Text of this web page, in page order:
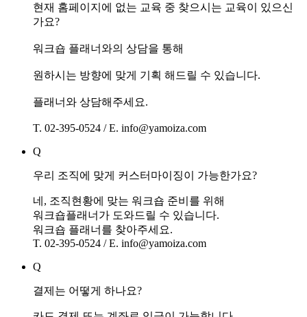
현재 홈페이지에 없는 교육 중 찾으시는 교육이 있으신
가요?
워크숍 플래너와의 상담을 통해
원하시는 방향에 맞게 기획 해드릴 수 있습니다.
플래너와 상담해주세요.
T. 02-395-0524 / E. info@yamoiza.com
Q
우리 조직에 맞게 커스터마이징이 가능한가요?
네, 조직현황에 맞는 워크숍 준비를 위해
워크숍플래너가 도와드릴 수 있습니다.
워크숍 플래너를 찾아주세요.
T. 02-395-0524 / E. info@yamoiza.com
Q
결제는 어떻게 하나요?